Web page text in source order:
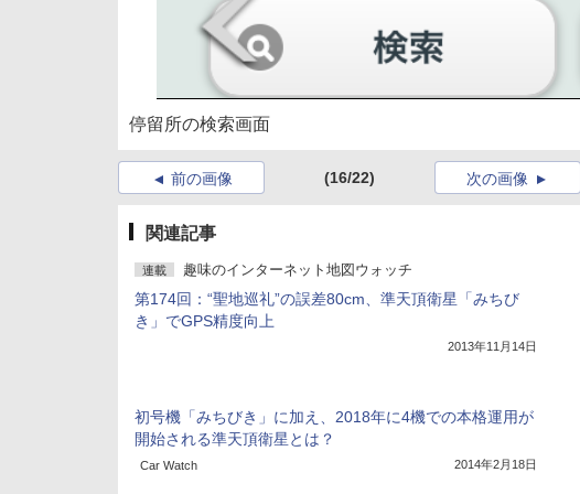
停留所の検索画面
前の画像 (16/22) 次の画像
関連記事
連載 趣味のインターネット地図ウォッチ
第174回：“聖地巡礼”の誤差80cm、準天頂衛星「みちび
き」でGPS精度向上
2013年11月14日
初号機「みちびき」に加え、2018年に4機での本格運用が
開始される準天頂衛星とは？
Car Watch 2014年2月18日